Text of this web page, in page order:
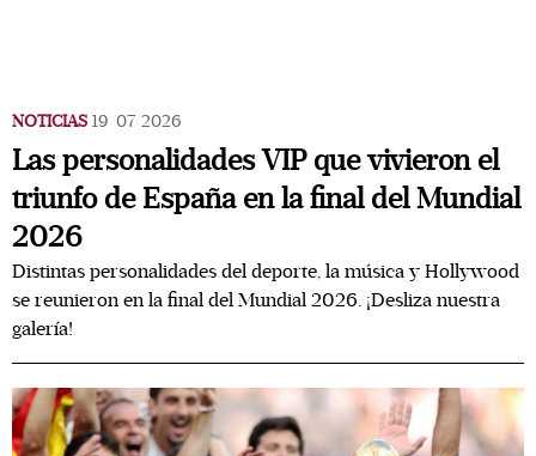
NOTICIAS 19/07/2026
Las personalidades VIP que vivieron el
triunfo de España en la final del Mundial
2026
Distintas personalidades del deporte, la música y Hollywood
se reunieron en la final del Mundial 2026. ¡Desliza nuestra
galería!